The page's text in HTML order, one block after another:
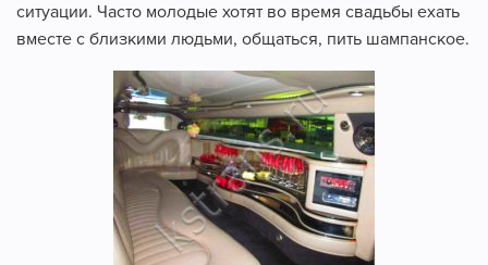
ситуации. Часто молодые хотят во время свадьбы ехать
вместе с близкими людьми, общаться, пить шампанское.